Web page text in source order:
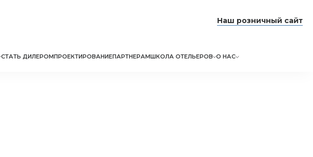
Наш розничный сайт
СТАТЬ ДИЛЕРОМПРОЕКТИРОВАНИЕПАРТНЕРАМШКОЛА ОТЕЛЬЕРОВ О НАС